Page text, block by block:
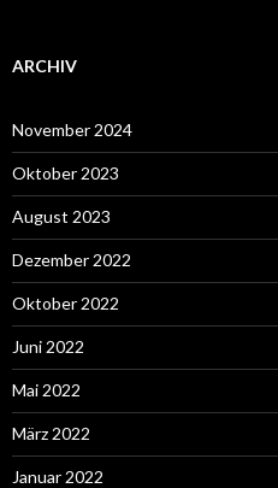
ARCHIV
November 2024
Oktober 2023
August 2023
Dezember 2022
Oktober 2022
Juni 2022
Mai 2022
März 2022
Januar 2022